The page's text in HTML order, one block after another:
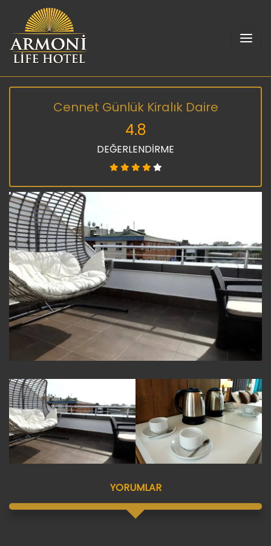
Cennet Günlük Kiralık Daire
4.8
DEĞERLENDİRME
YORUMLAR